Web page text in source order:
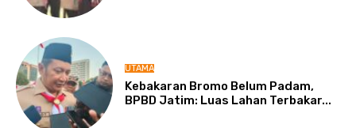
UTAMA
Kebakaran Bromo Belum Padam,
BPBD Jatim: Luas Lahan Terbakar...